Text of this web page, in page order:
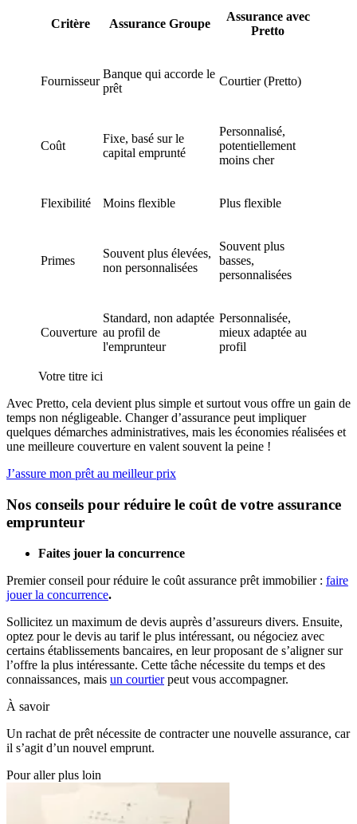
Critère Assurance Groupe
Assurance avec
Pretto
Fournisseur
Banque qui accorde le
prêt
Courtier (Pretto)
Coût
Fixe, basé sur le
capital emprunté
Personnalisé,
potentiellement
moins cher
Flexibilité Moins flexible Plus flexible
Primes
Souvent plus élevées,
non personnalisées
Souvent plus
basses,
personnalisées
Couverture
Standard, non adaptée
au profil de
l'emprunteur
Personnalisée,
mieux adaptée au
profil
Votre titre ici
Avec Pretto, cela devient plus simple et surtout vous offre un gain de
temps non négligeable. Changer d’assurance peut impliquer
quelques démarches administratives, mais les économies réalisées et
une meilleure couverture en valent souvent la peine !
J’assure mon prêt au meilleur prix
Nos conseils pour réduire le coût de votre assurance
emprunteur
Faites jouer la concurrence
Premier conseil pour réduire le coût assurance prêt immobilier : faire
jouer la concurrence.
Sollicitez un maximum de devis auprès d’assureurs divers. Ensuite,
optez pour le devis au tarif le plus intéressant, ou négociez avec
certains établissements bancaires, en leur proposant de s’aligner sur
l’offre la plus intéressante. Cette tâche nécessite du temps et des
connaissances, mais un courtierpeut vous accompagner.
À savoir
Un rachat de prêt nécessite de contracter une nouvelle assurance, car
il s’agit d’un nouvel emprunt.
Pour aller plus loin